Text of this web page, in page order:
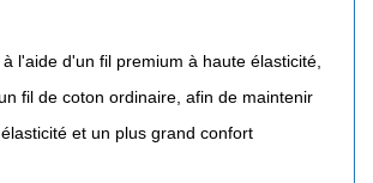
l'aide d'un fil premium à haute élasticité,
fil de coton ordinaire, afin de maintenir
et un plus grand confort